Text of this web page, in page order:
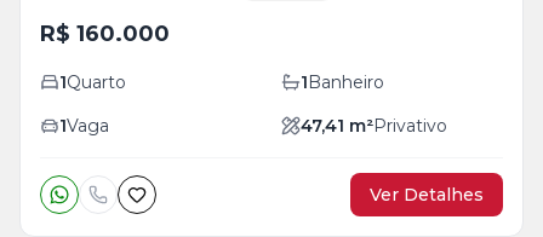
R$ 160.000
1Quarto 1Banheiro
1Vaga 47,41 m²Privativo
Ver Detalhes